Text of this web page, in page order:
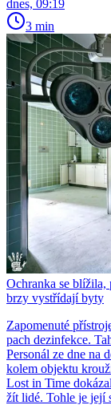
dnes, 09:19
3 min
Ochranka se blížila,
brzy vystřídají byty
Zapomenuté
pach dezinfekce.
Personál ze dne na
kolem objektu
Lost in Time
žít lidé. Tohle je její